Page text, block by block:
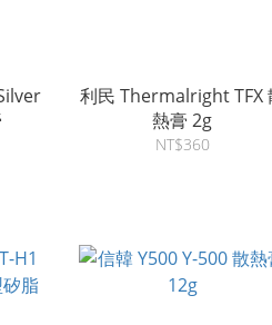
利民 Thermalright TFX
熱膏 2g
NT$360